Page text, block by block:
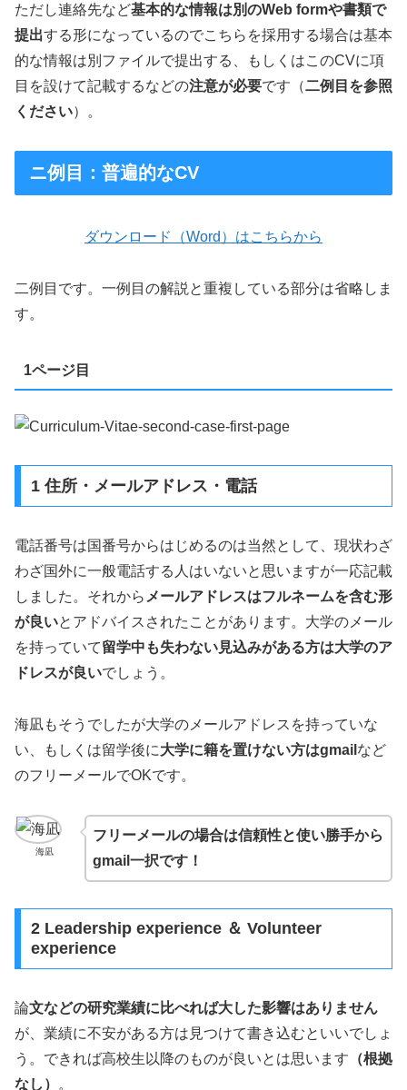
ただし連絡先など基本的な情報は別のWeb formや書類で
提出する形になっているのでこちらを採用する場合は基本
的な情報は別ファイルで提出する、もしくはこのCVに項
目を設けて記載するなどの注意が必要です（二例目を参照
ください）。
ニ例目：普遍的なCV
ダウンロード（Word）はこちらから
二例目です。一例目の解説と重複している部分は省略しま
す。
1ページ目
1 住所・メールアドレス・電話
電話番号は国番号からはじめるのは当然として、現状わざ
わざ国外に一般電話する人はいないと思いますが一応記載
しました。それから メールアドレスはフルネームを含む形
が良いとアドバイスされたことがあります。大学のメール
を持っていて留学中も失わない見込みがある方は大学のア
ドレスが良いでしょう。
海凪もそうでしたが大学のメールアドレスを持っていな
い、もしくは留学後に大学に籍を置けない方はgmail など
のフリーメールでOKです。
海凪
フリーメールの場合は信頼性と使い勝手から
gmail一択です！
2 Leadership experience ＆ Volunteer
experience
論文などの研究業績に比べれば大した影響はありません
が、業績に不安がある方は見つけて書き込むといいでしょ
う。できれば高校生以降のものが良いとは思います （根拠
なし）
。